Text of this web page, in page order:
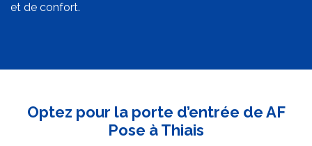
et de confort.
Optez pour la porte d’entrée de AF
Pose à Thiais